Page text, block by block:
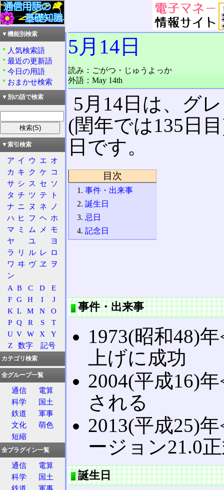
5月14日
読み：ごがつ・じゅうよっか
外語：May 14th
5月14日は、グ
(閏年では135日
日です。
目次
事件・出来事
誕生日
忌日
記念日
事件・出来事
1973(昭和48)
上げに成功
2004(平成16)
される
2013(平成25)
ージョン21.0
誕生日
▼機能別検索
人気検索語
最近の更新語
今日の用語
おまかせ検索
▼別の語で検索
▼索引検索
ア イ ウ エ オ
カ キ ク ケ コ
サ シ ス セ ソ
タ チ ツ テ
ト
ナ ニ ヌ ネ
ノ
ハ ヒ フ ヘ ホ
マ ミ ム メ
モ
ヤ
ユ
ヨ
ラ
リ ル レ ロ
ワ ヰ ヴ ヱ
ヲ
ン
A B C D
E
F G H I
J
K L M N
O
P Q R S
T
U V W X
Y
Z
数字 記号
カテゴリ検索
全グループ一覧
通信
電算
科学
国土
鉄道
軍事
文化
萌色
短縮
全プラグイン一覧
通信
電算
科学
国土